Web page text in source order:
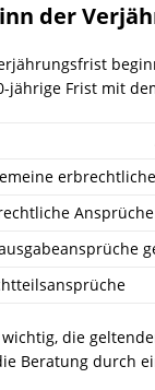
der
jährige Frist mit
wichtig, die
Beratung durch